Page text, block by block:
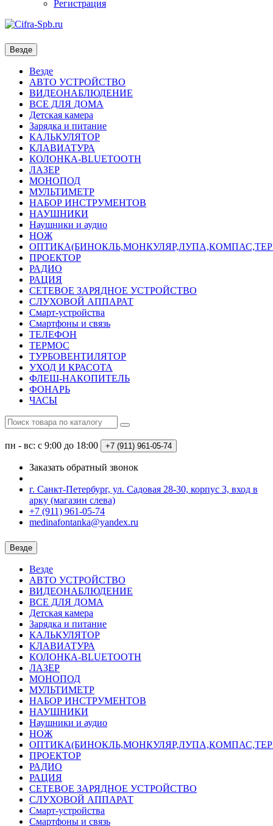
Регистрация
Везде
Везде
АВТО УСТРОЙСТВО
ВИДЕОНАБЛЮДЕНИЕ
ВСЕ ДЛЯ ДОМА
Детская камера
Зарядка и питание
КАЛЬКУЛЯТОР
КЛАВИАТУРА
КОЛОНКА-BLUETOOTH
ЛАЗЕР
МОНОПОД
МУЛЬТИМЕТР
НАБОР ИНСТРУМЕНТОВ
НАУШНИКИ
Наушники и аудио
НОЖ
ПРОЕКТОР
РАДИО
РАЦИЯ
СЕТЕВОЕ ЗАРЯДНОЕ УСТРОЙСТВО
СЛУХОВОЙ АППАРАТ
Смарт-устройства
Смартфоны и связь
ТЕЛЕФОН
ТЕРМОС
ТУРБОВЕНТИЛЯТОР
УХОД И КРАСОТА
ФЛЕШ-НАКОПИТЕЛЬ
ФОНАРЬ
ЧАСЫ
пн - вс: с 9:00 до 18:00 +7 (911) 961-05-74
Заказать обратный звонок
г. Санкт-Петербург, ул. Садовая 28-30, корпус 3, вход в
арку (магазин слева)
+7 (911) 961-05-74
medinafontanka@yandex.ru
Везде
Везде
АВТО УСТРОЙСТВО
ВИДЕОНАБЛЮДЕНИЕ
ВСЕ ДЛЯ ДОМА
Детская камера
Зарядка и питание
КАЛЬКУЛЯТОР
КЛАВИАТУРА
КОЛОНКА-BLUETOOTH
ЛАЗЕР
МОНОПОД
МУЛЬТИМЕТР
НАБОР ИНСТРУМЕНТОВ
НАУШНИКИ
Наушники и аудио
НОЖ
ПРОЕКТОР
РАДИО
РАЦИЯ
СЕТЕВОЕ ЗАРЯДНОЕ УСТРОЙСТВО
СЛУХОВОЙ АППАРАТ
Смарт-устройства
Смартфоны и связь